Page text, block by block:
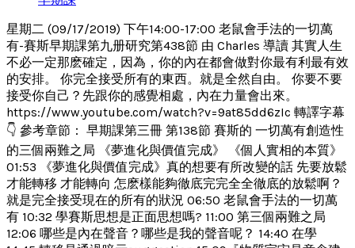
星期二 (09/17/2019) 下午14:00-17:00 老鼠會手法的一切萬
有-賽斯早期課第九册研究第438節 由 Charles 導讀 其實人生
不必一定那麽確定，因為，你的內在都會做對你最有利最有效
的安排。 你完全接受所有的東西。就是全然自由。 你要不要
接受你自己？先跟你的感覺相處，內在力量會出來。
https://www.youtube.com/watch?v=9at85dd6zIc 轉譯字幕
👇 參考章節： 早期課第三冊 第138節 賽斯的 一切萬有創造性
的三個兩難之局 《夢進化與價值完成》 《個人實相的本質》
01:53 《夢進化與價值完成》真的想要有所改變的話 先要放鬆
才能轉移 才能轉向 怎麽樣能夠徹底完完全全徹底的放鬆啊？
就是完全接受現在的所有的狀況 06:50 老鼠會手法的一切萬
有 10:32 學賽斯思想是正面思想嗎? 11:00 第三個兩難之局
12:06 哪些是內在聲音？哪些是我的聲音呢？ 14:40 在學